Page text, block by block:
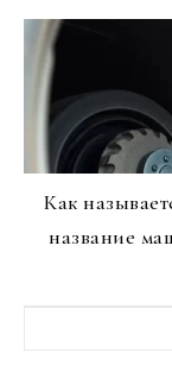
Как
название